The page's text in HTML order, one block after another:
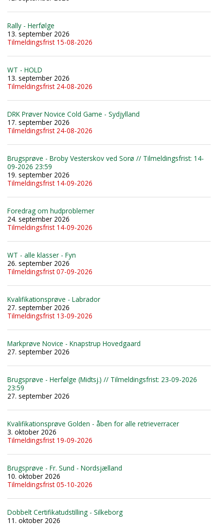
Rally - Herfølge
13. september 2026
Tilmeldingsfrist 15-08-2026
WT - HOLD
13. september 2026
Tilmeldingsfrist 24-08-2026
DRK Prøver Novice Cold Game - Sydjylland
17. september 2026
Tilmeldingsfrist 24-08-2026
Brugsprøve - Broby Vesterskov ved Sorø // Tilmeldingsfrist: 14-
09-2026 23:59
19. september 2026
Tilmeldingsfrist 14-09-2026
Foredrag om hudproblemer
24. september 2026
Tilmeldingsfrist 14-09-2026
WT - alle klasser - Fyn
26. september 2026
Tilmeldingsfrist 07-09-2026
Kvalifikationsprøve - Labrador
27. september 2026
Tilmeldingsfrist 13-09-2026
Markprøve Novice - Knapstrup Hovedgaard
27. september 2026
Brugsprøve - Herfølge (Midtsj.) // Tilmeldingsfrist: 23-09-2026
23:59
27. september 2026
Kvalifikationsprøve Golden - åben for alle retrieverracer
3. oktober 2026
Tilmeldingsfrist 19-09-2026
Brugsprøve - Fr. Sund - Nordsjælland
10. oktober 2026
Tilmeldingsfrist 05-10-2026
Dobbelt Certifikatudstilling - Silkeborg
11. oktober 2026